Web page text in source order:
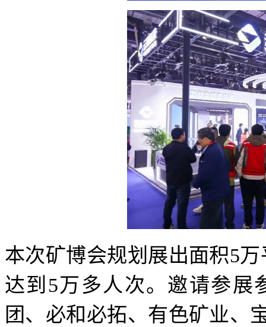
本次矿博会规划展出面积5
达到5万多人次。邀请参展
团、必和必拓、有色矿业、